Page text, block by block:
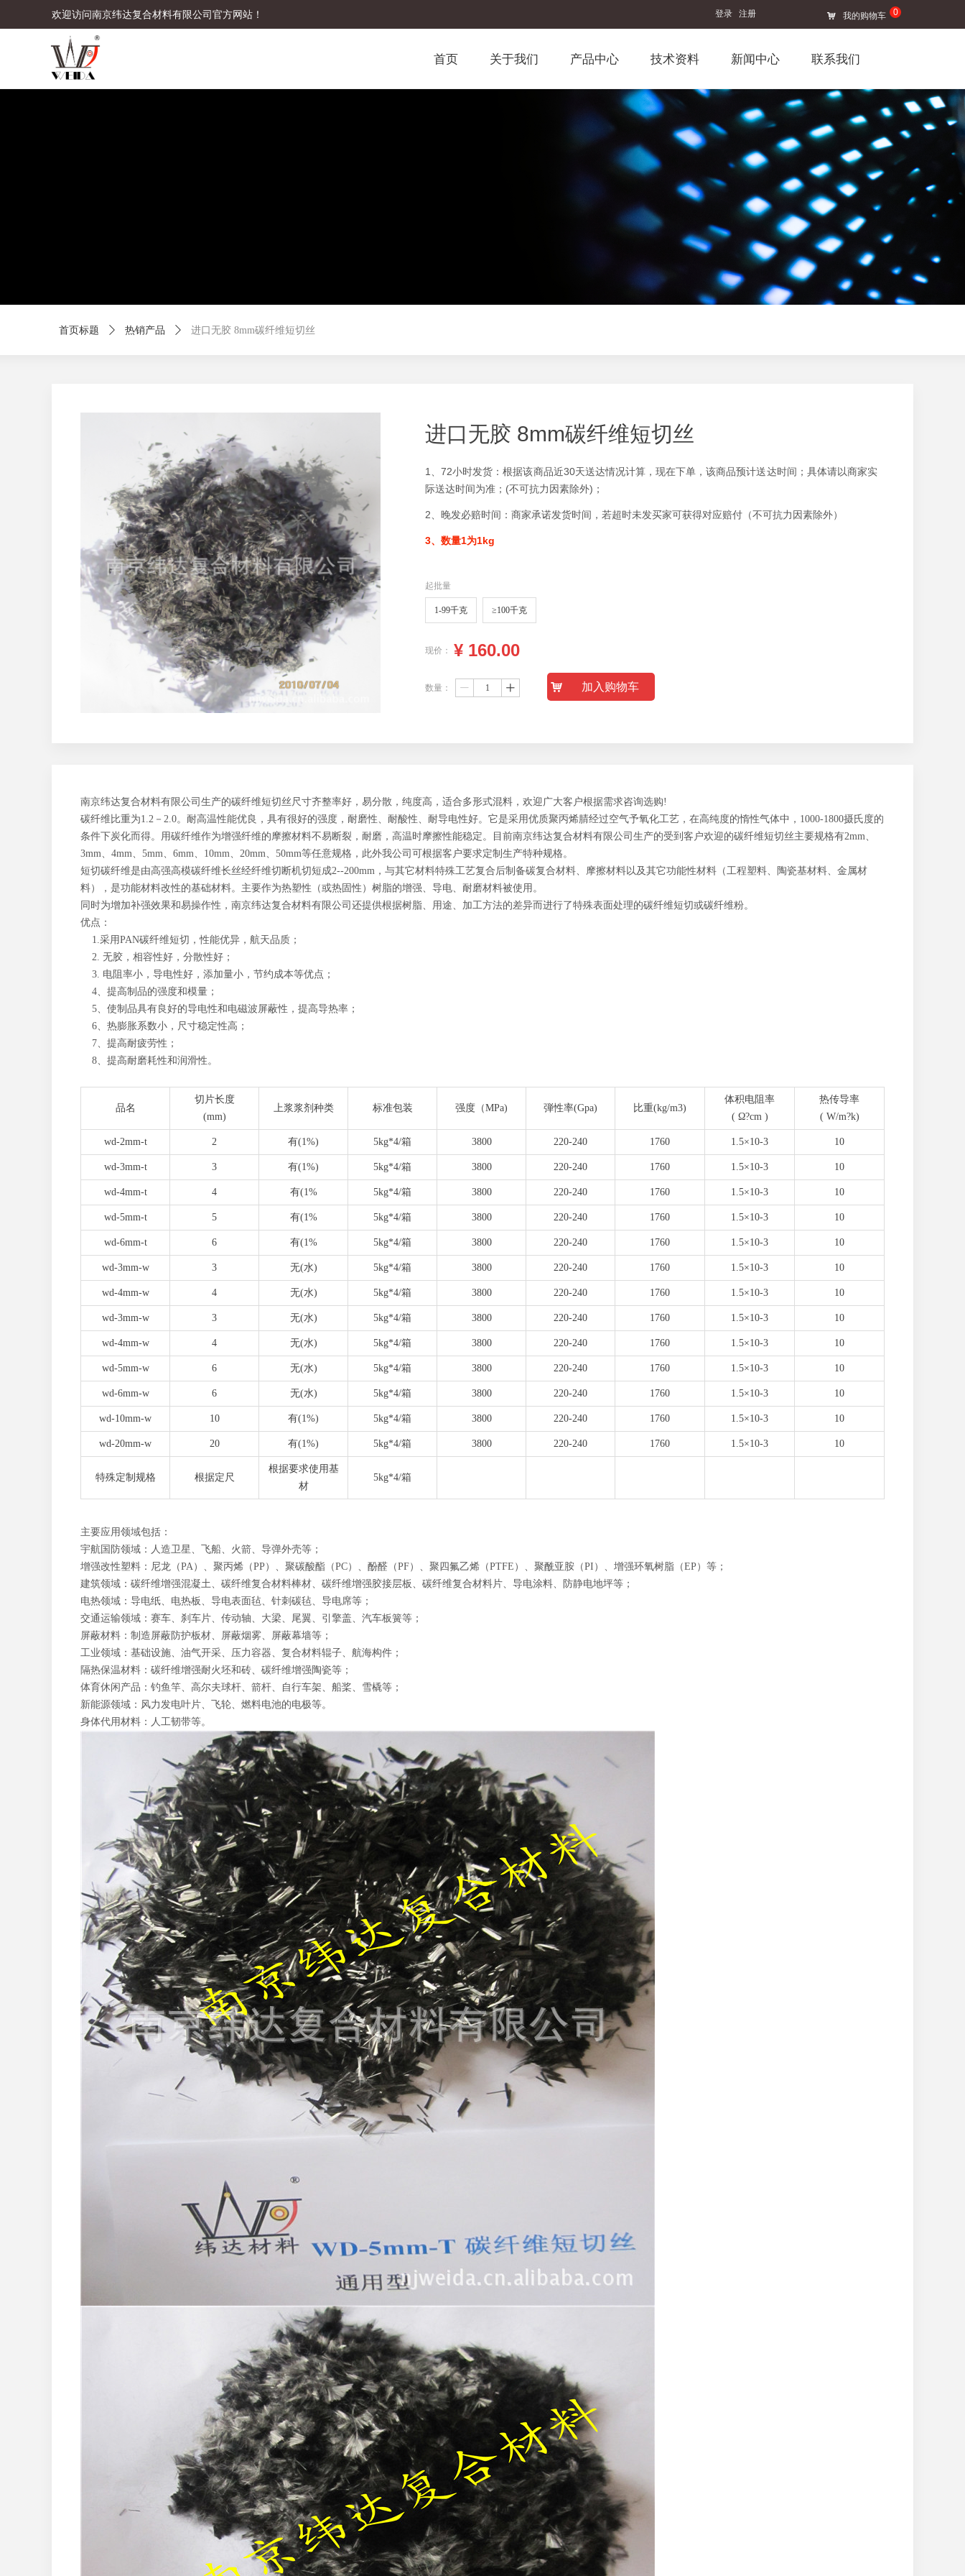
首页 关于我们 产品中心 技术资料 新闻中心 联系我们
登录 注册 낙 我的购物车 0
欢迎访问南京纬达复合材料有限公司官方网站！
首页标题 ꄲ 热销产品 ꄲ 进口无胶 8mm碳纤维短切丝
进口无胶 8mm碳纤维短切丝
起批量
1-99千克 ≥100千克
现价： ¥ 160.00
数量： ꄷ ꄸ
1、72小时发货：根据该商品近30天送达情况计算，现在下单，该商品预计送达时间；具体请以商家实
际送达时间为准；(不可抗力因素除外)；
2、晚发必赔时间：商家承诺发货时间，若超时未发买家可获得对应赔付（不可抗力因素除外）
3、数量1为1kg
낙 加入购物车
南京纬达复合材料有限公司生产的碳纤维短切丝尺寸齐整率好，易分散，纯度高，适合多形式混料，欢迎广大客户根据需求咨询选购!
碳纤维比重为1.2－2.0。耐高温性能优良，具有很好的强度，耐磨性、耐酸性、耐导电性好。它是采用优质聚丙烯腈经过空气予氧化工艺，在高纯度的惰性气体中，1000-1800摄氏度的
条件下炭化而得。用碳纤维作为增强纤维的摩擦材料不易断裂，耐磨，高温时摩擦性能稳定。目前南京纬达复合材料有限公司生产的受到客户欢迎的碳纤维短切丝主要规格有2mm、
3mm、4mm、5mm、6mm、10mm、20mm、50mm等任意规格，此外我公司可根据客户要求定制生产特种规格。
短切碳纤维是由高强高模碳纤维长丝经纤维切断机切短成2--200mm，与其它材料特殊工艺复合后制备碳复合材料、摩擦材料以及其它功能性材料（工程塑料、陶瓷基材料、金属材
料），是功能材料改性的基础材料。主要作为热塑性（或热固性）树脂的增强、导电、耐磨材料被使用。
同时为增加补强效果和易操作性，南京纬达复合材料有限公司还提供根据树脂、用途、加工方法的差异而进行了特殊表面处理的碳纤维短切或碳纤维粉。
优点：
1.采用PAN碳纤维短切，性能优异，航天品质；
2. 无胶，相容性好，分散性好；
3. 电阻率小，导电性好，添加量小，节约成本等优点；
4、提高制品的强度和模量；
5、使制品具有良好的导电性和电磁波屏蔽性，提高导热率；
6、热膨胀系数小，尺寸稳定性高；
7、提高耐疲劳性；
8、提高耐磨耗性和润滑性。
品名
切片长度
(mm)
上浆浆剂种类 标准包装 强度（MPa) 弾性率(Gpa) 比重(kg/m3)
体积电阻率
( Ω?cm )
热传导率
( W/m?k)
wd-2mm-t 2 有(1%) 5kg*4/箱 3800 220-240 1760 1.5×10-3 10
wd-3mm-t 3 有(1%) 5kg*4/箱 3800 220-240 1760 1.5×10-3 10
wd-4mm-t 4 有(1% 5kg*4/箱 3800 220-240 1760 1.5×10-3 10
wd-5mm-t 5 有(1% 5kg*4/箱 3800 220-240 1760 1.5×10-3 10
wd-6mm-t 6 有(1% 5kg*4/箱 3800 220-240 1760 1.5×10-3 10
wd-3mm-w 3 无(水) 5kg*4/箱 3800 220-240 1760 1.5×10-3 10
wd-4mm-w 4 无(水) 5kg*4/箱 3800 220-240 1760 1.5×10-3 10
wd-3mm-w 3 无(水) 5kg*4/箱 3800 220-240 1760 1.5×10-3 10
wd-4mm-w 4 无(水) 5kg*4/箱 3800 220-240 1760 1.5×10-3 10
wd-5mm-w 6 无(水) 5kg*4/箱 3800 220-240 1760 1.5×10-3 10
wd-6mm-w 6 无(水) 5kg*4/箱 3800 220-240 1760 1.5×10-3 10
wd-10mm-w 10 有(1%) 5kg*4/箱 3800 220-240 1760 1.5×10-3 10
wd-20mm-w 20 有(1%) 5kg*4/箱 3800 220-240 1760 1.5×10-3 10
特殊定制规格 根据定尺
根据要求使用基
材
5kg*4/箱
主要应用领域包括：
宇航国防领域：人造卫星、飞船、火箭、导弹外壳等；
增强改性塑料：尼龙（PA）、聚丙烯（PP）、聚碳酸酯（PC）、酚醛（PF）、聚四氟乙烯（PTFE）、聚酰亚胺（PI）、增强环氧树脂（EP）等；
建筑领域：碳纤维增强混凝土、碳纤维复合材料棒材、碳纤维增强胶接层板、碳纤维复合材料片、导电涂料、防静电地坪等；
电热领域：导电纸、电热板、导电表面毡、针刺碳毡、导电席等；
交通运输领域：赛车、刹车片、传动轴、大梁、尾翼、引擎盖、汽车板簧等；
屏蔽材料：制造屏蔽防护板材、屏蔽烟雾、屏蔽幕墙等；
工业领域：基础设施、油气开采、压力容器、复合材料辊子、航海构件；
隔热保温材料：碳纤维增强耐火坯和砖、碳纤维增强陶瓷等；
体育休闲产品：钓鱼竿、高尔夫球杆、箭杆、自行车架、船桨、雪橇等；
新能源领域：风力发电叶片、飞轮、燃料电池的电极等。
身体代用材料：人工韧带等。